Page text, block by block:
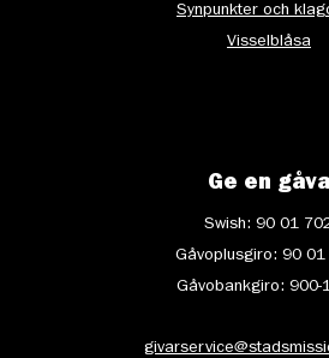
Synpunkter och
Visselblåsa
Ge en gåva
Swish: 90 01
Gåvoplusgiro: 90 01
Gåvobankgiro: 900-